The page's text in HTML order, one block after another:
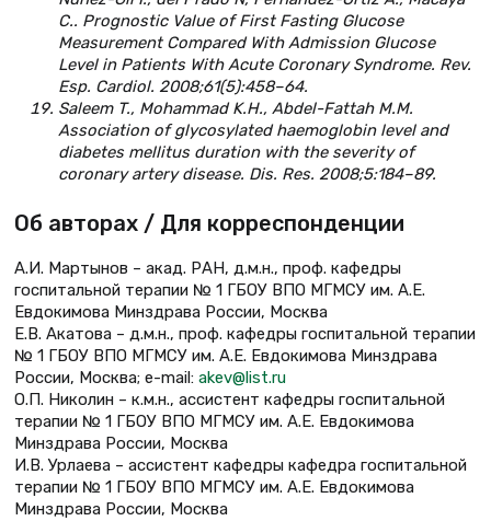
C.. Prognostic Value of First Fasting Glucose
Measurement Compared With Admission Glucose
Level in Patients With Acute Coronary Syndrome. Rev.
Esp. Cardiol. 2008;61(5):458–64.
Saleem T., Mohammad K.H., Abdel-Fattah M.M.
Association of glycosylated haemoglobin level and
diabetes mellitus duration with the severity of
coronary artery disease. Dis. Res. 2008;5:184–89.
Об авторах / Для корреспонденции
А.И. Мартынов – акад. РАН, д.м.н., проф. кафедры
госпитальной терапии № 1 ГБОУ ВПО МГМСУ им. А.Е.
Евдокимова Минздрава России, Москва
Е.В. Акатова – д.м.н., проф. кафедры госпитальной терапии
№ 1 ГБОУ ВПО МГМСУ им. А.Е. Евдокимова Минздрава
России, Москва; e-mail: akev@list.ru
О.П. Николин – к.м.н., ассистент кафедры госпитальной
терапии № 1 ГБОУ ВПО МГМСУ им. А.Е. Евдокимова
Минздрава России, Москва
И.В. Урлаева – ассистент кафедры кафедра госпитальной
терапии № 1 ГБОУ ВПО МГМСУ им. А.Е. Евдокимова
Минздрава России, Москва